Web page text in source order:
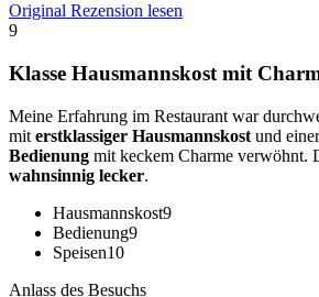
Original Rezension lesen
9
Klasse Hausmannskost mit
Meine Erfahrung im Restaurant war
mit erstklassiger Hausmannskost und
Bedienung mit keckem Charme verwöhnt.
wahnsinnig lecker.
Hausmannskost9
Bedienung9
Speisen10
Anlass des Besuchs